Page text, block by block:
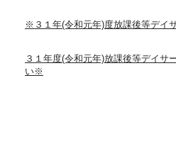
※３１年(令和元年)度放課後等デイ
３１年度(令和元年)放課後等デイサ
い※